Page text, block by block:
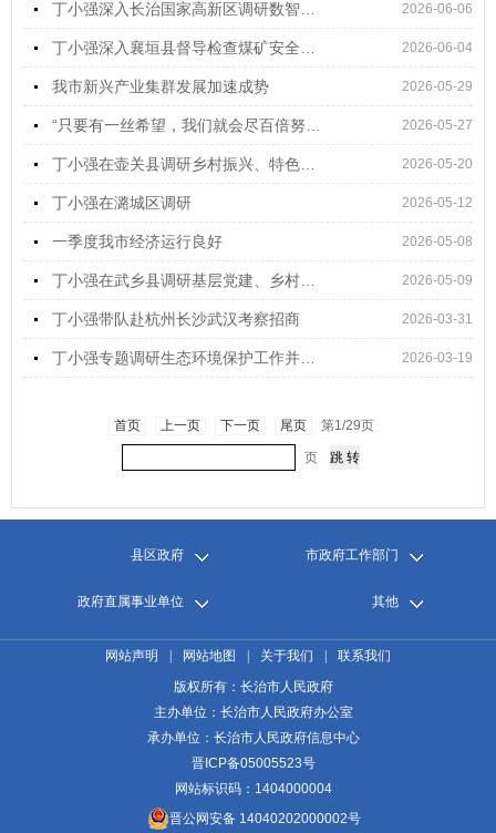
2026-06-06
2026-06-04
我市新兴产业集群发展加速成势 2026-05-29
2026-05-27
2026-05-20
丁小强在潞城区调研 2026-05-12
一季度我市经济运行良好 2026-05-08
2026-05-09
丁小强带队赴杭州长沙武汉考察招商 2026-03-31
2026-03-19
首页 上一页 下一页 尾页 第1/29页
页
县区政府 市政府工作部门
政府直属事业单位 其他
网站声明 网站地图 关于我们
联系我们
版权所有：长治市人民政府
主办单位：长治市人民政府办公室
承办单位：长治市人民政府信息中心
晋ICP备05005523号
网站标识码：1404000004
晋公网安备 14040202000002号